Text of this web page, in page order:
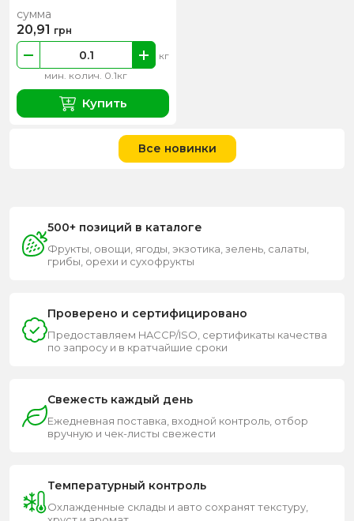
мин. колич. 0.1кг
кг
сумма
20,91 грн
Купить
Все новинки
500+ позиций в каталоге
Фрукты, овощи, ягоды, экзотика, зелень, салаты,
грибы, орехи и сухофрукты
Проверено и сертифицировано
Предоставляем HACCP/ISO, сертификаты качества
по запросу и в кратчайшие сроки
Свежесть каждый день
Ежедневная поставка, входной контроль, отбор
вручную и чек-листы свежести
Температурный контроль
Охлажденные склады и авто сохранят текстуру,